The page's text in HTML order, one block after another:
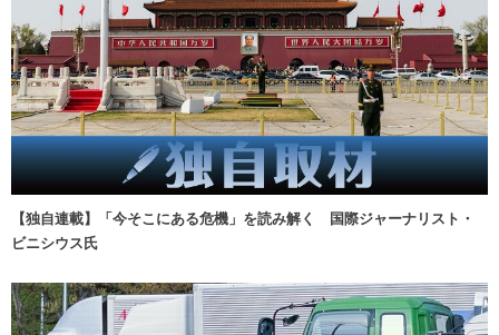
【独自連載】「今そこにある危機」を読み解く 国際ジャーナリスト・
ビニシウス氏